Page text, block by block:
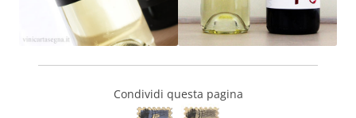
Condividi questa pagina